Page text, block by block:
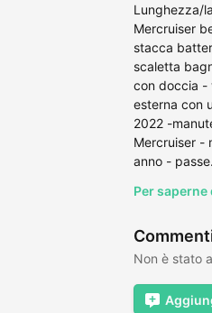
Lunghezza/
Mercruiser
stacca
scaletta
con doccia -
esterna con
2022 -
Mercruiser -
anno -
Per saperne
Non è stato